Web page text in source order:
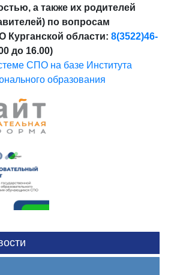
а также их родителей
по вопросам
Курганской области: 8(3522)46-
до 16.00)
СПО на базе Института
образования